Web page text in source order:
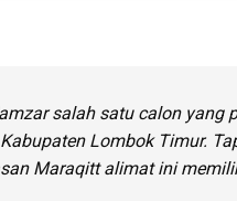
salah satu calon yang
Lombok Timur.
Maraqitt alimat ini